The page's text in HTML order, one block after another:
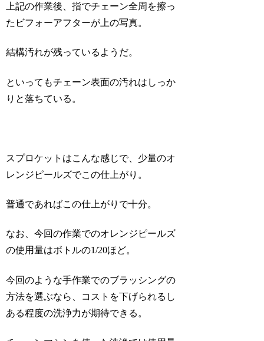
上記の作業後、指でチェーン全周を擦っ
たビフォーアフターが上の写真。
結構汚れが残っているようだ。
といってもチェーン表面の汚れはしっか
りと落ちている。
スプロケットはこんな感じで、少量のオ
レンジピールズでこの仕上がり。
普通であればこの仕上がりで十分。
なお、今回の作業でのオレンジピールズ
の使用量はボトルの1/20ほど。
今回のような手作業でのブラッシングの
方法を選ぶなら、コストを下げられるし
ある程度の洗浄力が期待できる。